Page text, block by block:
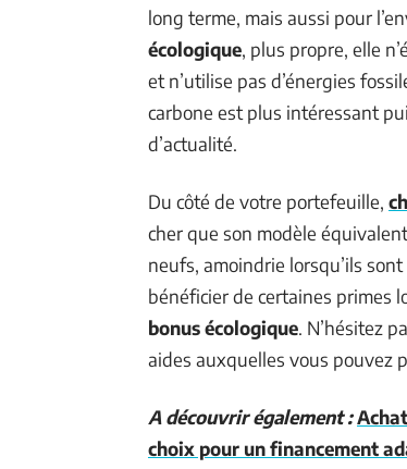
long terme, mais aussi pour
écologique, plus propre, elle
et n’utilise pas d’énergies
carbone est plus intéressant
d’actualité.
Du côté de votre portefeuille,
cher que son modèle
neufs, amoindrie lorsqu’ils
bénéficier de certaines primes
bonus écologique. N’hésitez
aides auxquelles vous pouvez
A découvrir également :
choix pour un financement